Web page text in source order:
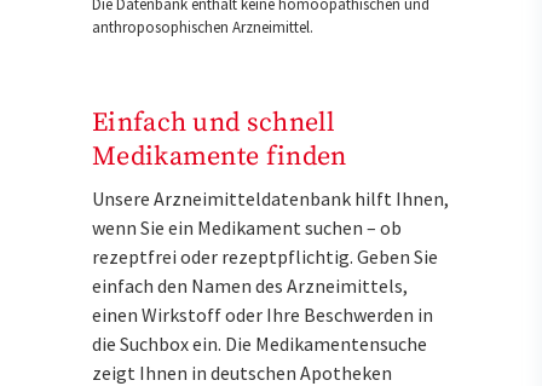
Die Datenbank enthält keine homöopathischen und
anthroposophischen Arzneimittel.
Einfach und schnell
Medikamente finden
Unsere Arzneimitteldatenbank hilft Ihnen,
wenn Sie ein Medikament suchen – ob
rezeptfrei oder rezeptpflichtig. Geben Sie
einfach den Namen des Arzneimittels,
einen Wirkstoff oder Ihre Beschwerden in
die Suchbox ein. Die Medikamentensuche
zeigt Ihnen in deutschen Apotheken